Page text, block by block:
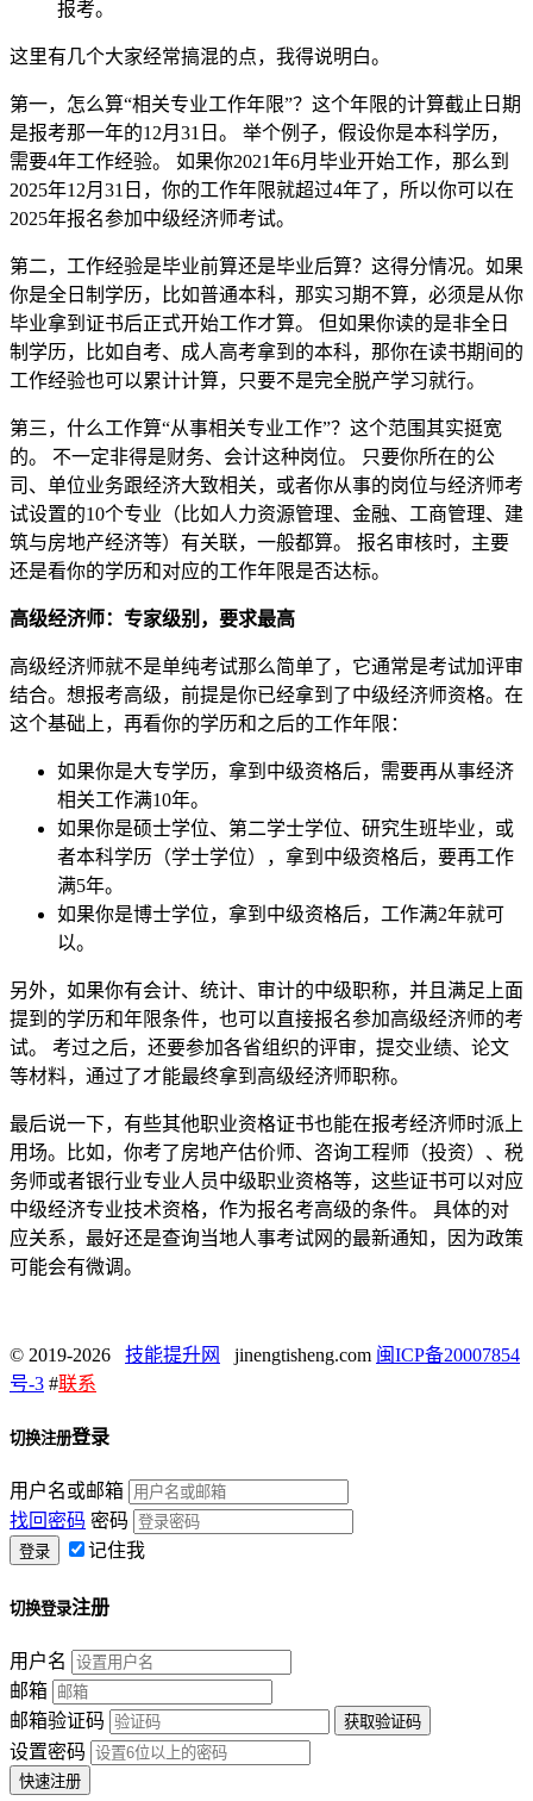
报考。
这里有几个大家经常搞混的点，我得说明白。
第一，怎么算“相关专业工作年限”？这个年限的计算截止日期
是报考那一年的12月31日。 举个例子，假设你是本科学历，
需要4年工作经验。 如果你2021年6月毕业开始工作，那么到
2025年12月31日，你的工作年限就超过4年了，所以你可以在
2025年报名参加中级经济师考试。
第二，工作经验是毕业前算还是毕业后算？这得分情况。如果
你是全日制学历，比如普通本科，那实习期不算，必须是从你
毕业拿到证书后正式开始工作才算。 但如果你读的是非全日
制学历，比如自考、成人高考拿到的本科，那你在读书期间的
工作经验也可以累计计算，只要不是完全脱产学习就行。
第三，什么工作算“从事相关专业工作”？这个范围其实挺宽
的。 不一定非得是财务、会计这种岗位。 只要你所在的公
司、单位业务跟经济大致相关，或者你从事的岗位与经济师考
试设置的10个专业（比如人力资源管理、金融、工商管理、建
筑与房地产经济等）有关联，一般都算。 报名审核时，主要
还是看你的学历和对应的工作年限是否达标。
高级经济师：专家级别，要求最高
高级经济师就不是单纯考试那么简单了，它通常是考试加评审
结合。想报考高级，前提是你已经拿到了中级经济师资格。在
这个基础上，再看你的学历和之后的工作年限：
如果你是大专学历，拿到中级资格后，需要再从事经济
相关工作满10年。
如果你是硕士学位、第二学士学位、研究生班毕业，或
者本科学历（学士学位），拿到中级资格后，要再工作
满5年。
如果你是博士学位，拿到中级资格后，工作满2年就可
以。
另外，如果你有会计、统计、审计的中级职称，并且满足上面
提到的学历和年限条件，也可以直接报名参加高级经济师的考
试。 考过之后，还要参加各省组织的评审，提交业绩、论文
等材料，通过了才能最终拿到高级经济师职称。
最后说一下，有些其他职业资格证书也能在报考经济师时派上
用场。比如，你考了房地产估价师、咨询工程师（投资）、税
务师或者银行业专业人员中级职业资格等，这些证书可以对应
中级经济专业技术资格，作为报名考高级的条件。 具体的对
应关系，最好还是查询当地人事考试网的最新通知，因为政策
可能会有微调。
© 2019-2026 技能提升网 jinengtisheng.com 闽ICP备20007854
号-3 #联系
切换注册登录
用户名或邮箱
找回密码 密码
记住我
切换登录注册
用户名
邮箱
邮箱验证码
设置密码